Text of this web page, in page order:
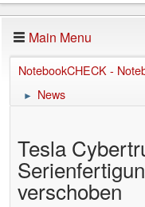
Forum
Impressum
Main Menu
NotebookCHECK -
► News
Tesla
verschoben